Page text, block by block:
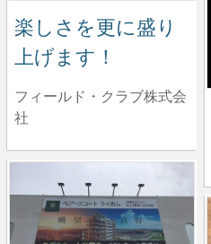
楽しさを更に盛り
上げます！
フィールド・クラブ株式会
社